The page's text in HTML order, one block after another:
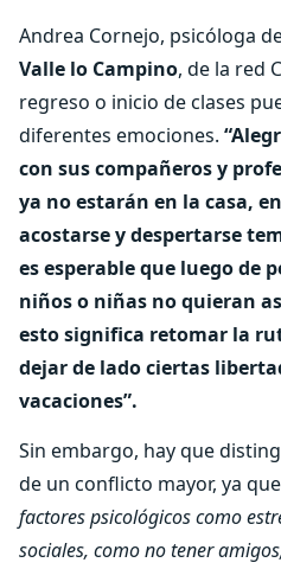
Andrea Cornejo, psicóloga
Valle lo Campino, de la red
regreso o inicio de clases
diferentes emociones.
con sus compañeros y
ya no estarán en la casa,
acostarse y despertarse
es esperable que luego de
niños o niñas no quieran
esto significa retomar la
dejar de lado ciertas
vacaciones”.
Sin embargo, hay que
de un conflicto mayor, ya
factores psicológicos como
sociales, como no tener